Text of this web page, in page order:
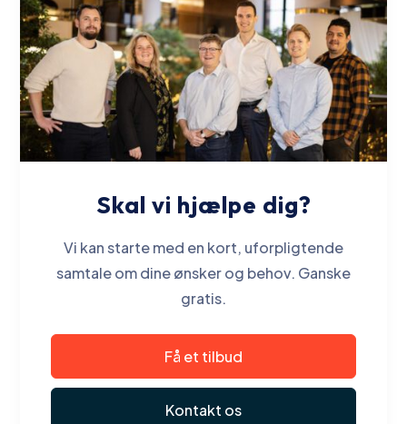
Skal vi hjælpe dig?
Vi kan starte med en kort, uforpligtende
samtale om dine ønsker og behov. Ganske
gratis.
Få et tilbud
Kontakt os